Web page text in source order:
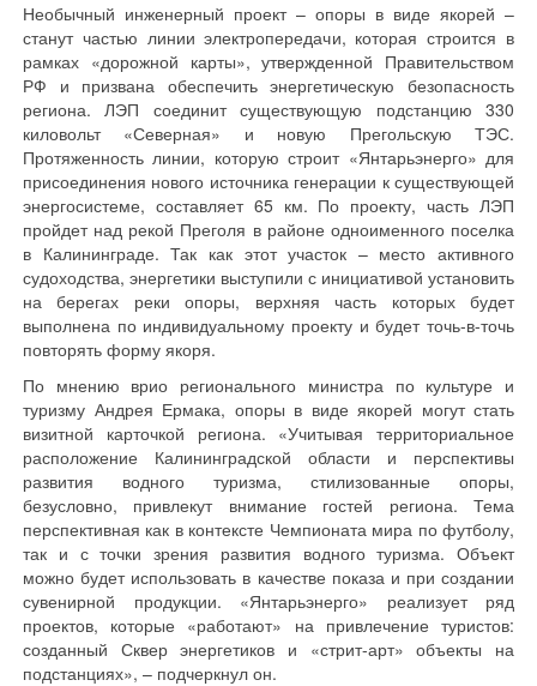
Необычный инженерный проект – опоры в виде якорей –
станут частью линии электропередачи, которая строится в
рамках «дорожной карты», утвержденной Правительством
РФ и призвана обеспечить энергетическую безопасность
региона. ЛЭП соединит существующую подстанцию 330
киловольт «Северная» и новую Прегольскую ТЭС.
Протяженность линии, которую строит «Янтарьэнерго» для
присоединения нового источника генерации к существующей
энергосистеме, составляет 65 км. По проекту, часть ЛЭП
пройдет над рекой Преголя в районе одноименного поселка
в Калининграде. Так как этот участок – место активного
судоходства, энергетики выступили с инициативой установить
на берегах реки опоры, верхняя часть которых будет
выполнена по индивидуальному проекту и будет точь-в-точь
повторять форму якоря.
По мнению врио регионального министра по культуре и
туризму Андрея Ермака, опоры в виде якорей могут стать
визитной карточкой региона. «Учитывая территориальное
расположение Калининградской области и перспективы
развития водного туризма, стилизованные опоры,
безусловно, привлекут внимание гостей региона. Тема
перспективная как в контексте Чемпионата мира по футболу,
так и с точки зрения развития водного туризма. Объект
можно будет использовать в качестве показа и при создании
сувенирной продукции. «Янтарьэнерго» реализует ряд
проектов, которые «работают» на привлечение туристов:
созданный Сквер энергетиков и «стрит-арт» объекты на
подстанциях», – подчеркнул он.